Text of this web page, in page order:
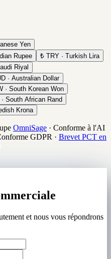
Yen
Rupee ₺ TRY · Turkish Lira
Riyal
· Australian Dollar
· South Korean Won
South African Rand
Krona
OmniSage · Conforme à l'AI
GDPR · Brevet PCT en
et nous vous répondrons